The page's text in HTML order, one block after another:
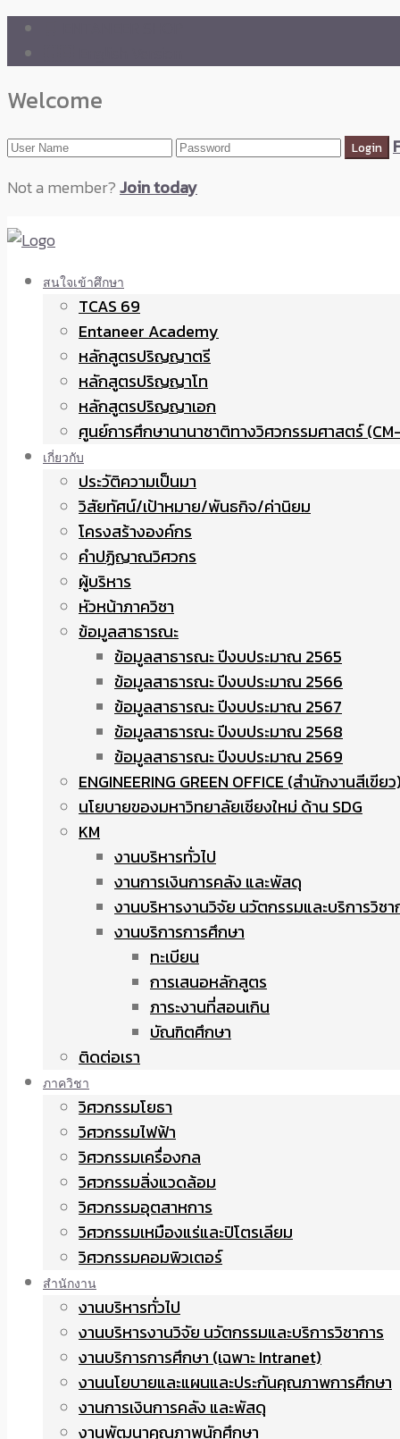
Welcome
Not a member?Join today
สนใจเข้าศึกษา
TCAS 69
Entaneer Academy
หลักสูตรปริญญาตรี
หลักสูตรปริญญาโท
หลักสูตรปริญญาเอก
ศูนย์การศึกษานานาชาติทางวิศวกรรมศาสตร์
เกี่ยวกับ
ประวัติความเป็นมา
วิสัยทัศน์/เป้าหมาย/พันธกิจ/ค่านิยม
โครงสร้างองค์กร
คำปฏิญาณวิศวกร
ผู้บริหาร
หัวหน้าภาควิชา
ข้อมูลสาธารณะ
ข้อมูลสาธารณะ ปีงบประมาณ 2565
ข้อมูลสาธารณะ ปีงบประมาณ 2566
ข้อมูลสาธารณะ ปีงบประมาณ 2567
ข้อมูลสาธารณะ ปีงบประมาณ 2568
ข้อมูลสาธารณะ ปีงบประมาณ 2569
ENGINEERING GREEN OFFICE (สำนักงานสีเขีย
นโยบายของมหาวิทยาลัยเชียงใหม่ ด้าน SDG
KM
งานบริหารทั่วไป
งานการเงินการคลัง และพัสดุ
งานบริหารงานวิจัย นวัตกรรมและบริการวิชา
งานบริการการศึกษา
ทะเบียน
การเสนอหลักสูตร
ภาระงานที่สอนเกิน
บัณฑิตศึกษา
ติดต่อเรา
ภาควิชา
วิศวกรรมโยธา
วิศวกรรมไฟฟ้า
วิศวกรรมเครื่องกล
วิศวกรรมสิ่งแวดล้อม
วิศวกรรมอุตสาหการ
วิศวกรรมเหมืองแร่และปิโตรเลียม
วิศวกรรมคอมพิวเตอร์
สำนักงาน
งานบริหารทั่วไป
งานบริหารงานวิจัย นวัตกรรมและบริการวิชาการ
งานบริการการศึกษา (เฉพาะ Intranet)
งานนโยบายและแผนและประกันคุณภาพการศึกษา
งานการเงินการคลัง และพัสดุ
งานพัฒนาคุณภาพนักศึกษา